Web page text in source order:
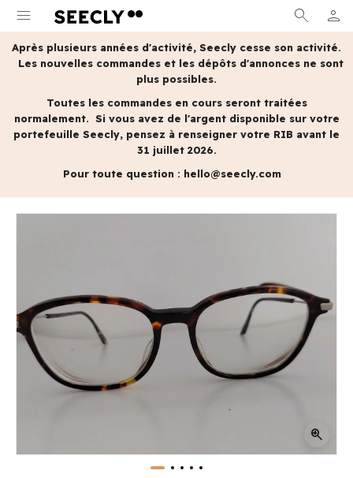
menu search person
MON
Après plusieurs années d'activité, Seecly cesse son activité.
Les nouvelles commandes et les dépôts d'annonces ne sont
plus possibles.
Toutes les commandes en cours seront traitées
normalement. Si vous avez de l'argent disponible sur votre
portefeuille Seecly, pensez à renseigner votre RIB avant le
31 juillet 2026.
Pour toute question : hello@seecly.com
zoom_in